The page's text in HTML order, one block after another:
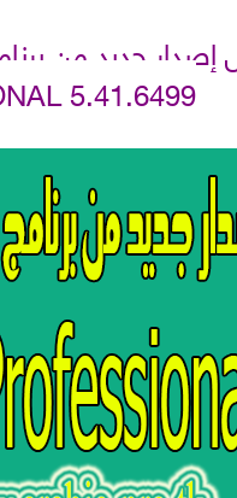
إصدار جديد من
5.41.6499